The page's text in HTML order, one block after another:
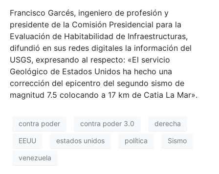
Francisco Garcés, ingeniero de profesión y
presidente de la Comisión Presidencial para la
Evaluación de Habitabilidad de Infraestructuras,
difundió en sus redes digitales la información del
USGS, expresando al respecto: «El servicio
Geológico de Estados Unidos ha hecho una
corrección del epicentro del segundo sismo de
magnitud 7.5 colocando a 17 km de Catia La Mar».
contra poder contra poder 3.0 derecha
EEUU estados unidos política Sismo
venezuela